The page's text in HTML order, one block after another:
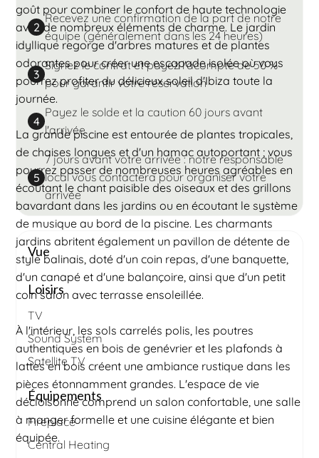
goût pour combiner le confort de haute technologie
avec de nombreux éléments de charme. Le jardin
idyllique regorge d'arbres matures et de plantes
odorantes pour créer une escapade isolée où vous
pourrez profiter du délicieux soleil d'Ibiza toute la
journée.
La grande piscine est entourée de plantes tropicales,
de chaises longues et d'un hamac autoportant ; vous
pourrez passer de nombreuses heures agréables en
écoutant le chant paisible des oiseaux et des grillons
bavardant dans les jardins ou en écoutant le système
de musique au bord de la piscine. Les charmants
jardins abritent également un pavillon de détente de
style balinais, doté d'un coin repas, d'une banquette,
d'un canapé et d'une balançoire, ainsi que d'un petit
coin salon avec terrasse ensoleillée.
À l'intérieur, les sols carrelés polis, les poutres
authentiques en bois de genévrier et les plafonds à
lattes en bois créent une ambiance rustique dans les
pièces étonnamment grandes. L'espace de vie
décloisonné comprend un salon confortable, une salle
à manger formelle et une cuisine élégante et bien
équipée.
2
Recevez une confirmation de la part de notre
équipe (généralement dans les 24 heures)
3
Signez le contrat et payez l'acompte de 50 %
pour garantir votre réservation
4
Payez le solde et la caution 60 jours avant
l'arrivée
5
7 jours avant votre arrivée : notre responsable
local vous contactera pour organiser votre
arrivée
Vue
Loisirs
TV
Sound System
Satellite TV
Équipements
Fireplace
Central Heating